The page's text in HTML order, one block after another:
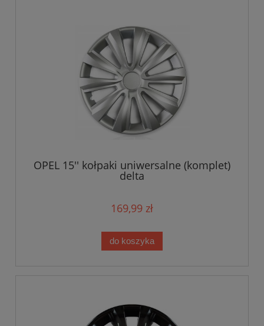
OPEL 15'' kołpaki uniwersalne (komplet)
delta
169,99 zł
do koszyka